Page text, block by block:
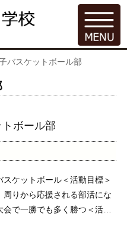
バスケットボール部
ボール部
ケットボール＜活動目標＞
周りから応援される部活にな
でも多く勝つ＜活動